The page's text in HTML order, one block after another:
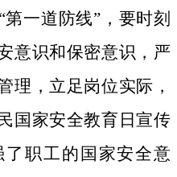
“第一道防线”，要时刻
意识和保密意识，严
理，立足岗位实际，
国家安全教育日宣传
职工的国家安全意